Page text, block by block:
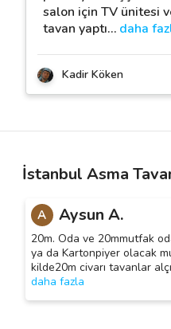
salon için TV ünitesi
tavan yaptı… daha
Kadir Köken
İstanbul Asma
A Aysun A.
20m. Oda ve 20mmutfak
ya da Kartonpiyer olacak
kilde20m civarı tavanlar
daha fazla